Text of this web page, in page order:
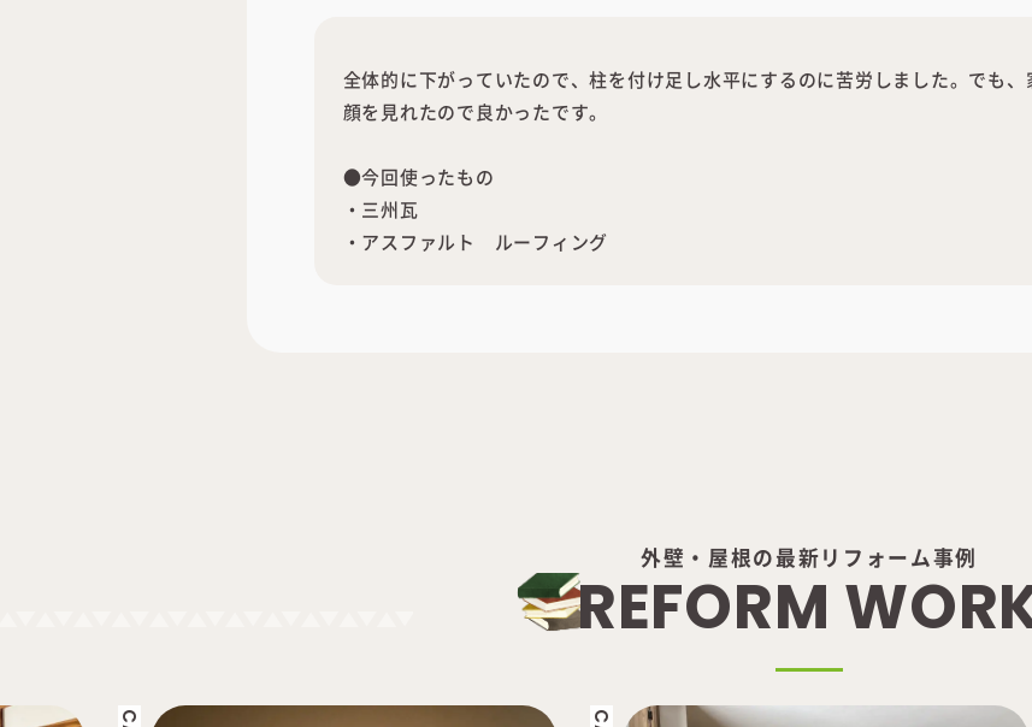
全体的に下がっていたので、柱を付け足し水平にするのに苦労しました。でも
顔を見れたので良かったです。
●今回使ったもの
・三州瓦
・アスファルト ルーフィング
外壁・屋根の最新リフォーム事例
REFORM WOR